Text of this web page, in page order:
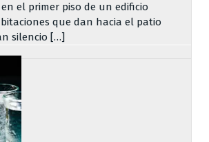
el primer piso de un edificio
que dan hacia el patio
silencio […]